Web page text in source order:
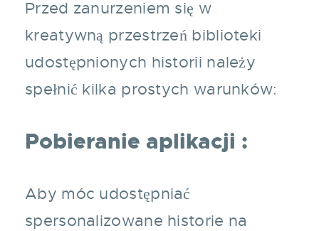
Przed zanurzeniem się w
kreatywną przestrzeń biblioteki
udostępnionych historii należy
spełnić kilka prostych warunków:
Pobieranie aplikacji :
Aby móc udostępniać
spersonalizowane historie na